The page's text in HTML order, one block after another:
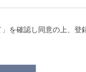
を確認し同意の上、登